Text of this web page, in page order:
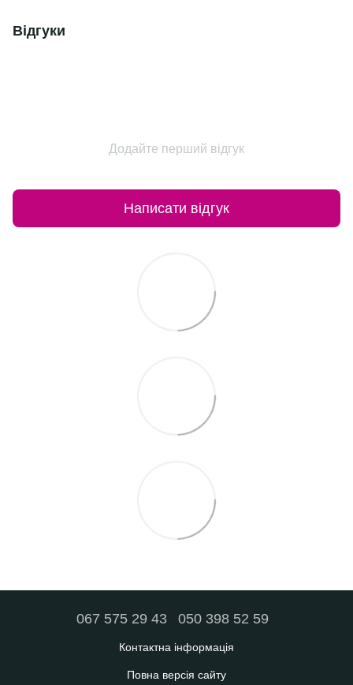
Відгуки
Додайте перший відгук
Написати відгук
067 575 29 43 050 398 52 59
Контактна інформація
Повна версія сайту